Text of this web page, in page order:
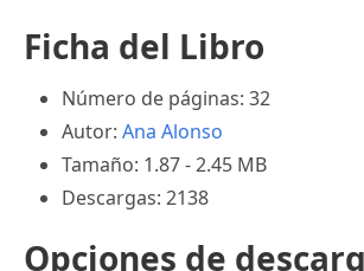
Ficha del Libro
Número de páginas: 32
Autor: Ana Alonso
Tamaño: 1.87 - 2.45 MB
Descargas: 2138
Opciones de